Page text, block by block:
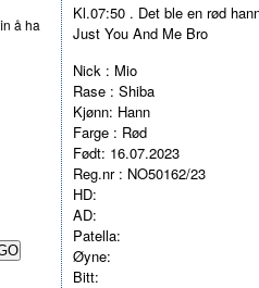
Kl.07:50 . Det ble en rød
Just You And Me Bro
Nick : Mio
Rase : Shiba
Kjønn: Hann
Farge : Rød
Født: 16.07.2023
Reg.nr : NO50162/23
HD:
AD:
Patella:
Øyne:
Bitt:
å ha